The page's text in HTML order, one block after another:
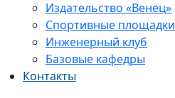
Издательство «Венец»
Спортивные площадки
Инженерный клуб
Базовые кафедры
Контакты